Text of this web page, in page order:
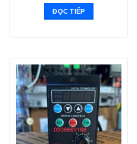
ĐỌC TIẾP